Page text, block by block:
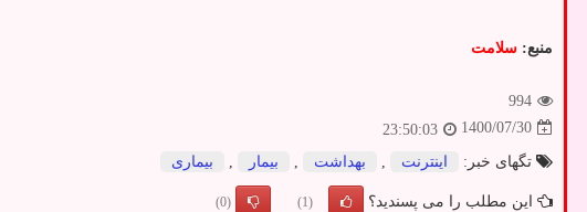
منبع: سلامت
994
1400/07/30
23:50:03
تگهای خبر:
اینترنت بهداشت بیمار بیماری
این مطلب را می پسندید؟ (1)
(0)